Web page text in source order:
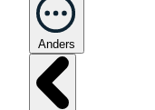
Anders